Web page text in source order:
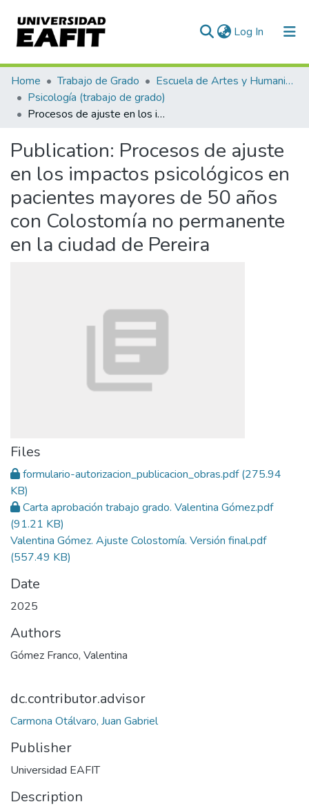
Log In (current)
Communities & Collections
All of DSpace
Home Trabajo de Grado
Escuela de Artes y Humanidades
Psicología (trabajo de grado)
Procesos de ajuste en los impactos psicológicos en pacientes mayores de 50 años con Colostomía no permanente en la ciudad de Pereira
Publication: Procesos de ajuste
en los impactos psicológicos en
pacientes mayores de 50 años
con Colostomía no permanente
en la ciudad de Pereira
Files
formulario-autorizacion_publicacion_obras.pdf(275.94
KB)
Carta aprobación trabajo grado. Valentina Gómez.pdf
(91.21 KB)
Valentina Gómez. Ajuste Colostomía. Versión final.pdf
(557.49 KB)
Date
2025
Authors
Gómez Franco, Valentina
dc.contributor.advisor
Carmona Otálvaro, Juan Gabriel
Publisher
Universidad EAFIT
Description